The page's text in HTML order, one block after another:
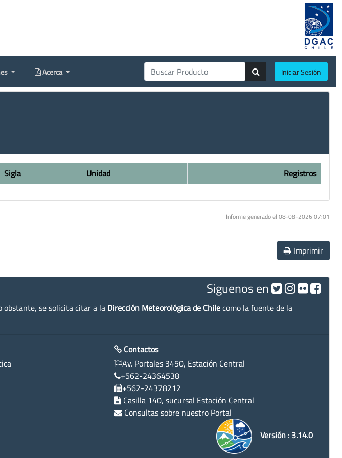
Acerca Iniciar Sesión
Sigla Unidad Registros
Informe generado el 08-08-2026 07:01
Imprimir
Siguenos en
obstante, se solicita citar a la Dirección Meteorológica de Chilecomo la fuente de la
Contactos
Av. Portales 3450, Estación Central
+562-24364538
+562-24378212
Casilla 140, sucursal Estación Central
Consultas sobre nuestro Portal
Versión : 3.14.0